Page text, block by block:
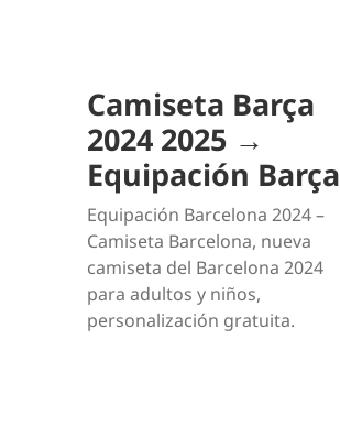
Camiseta Barça
2024 2025 →
Equipación Barça
Equipación Barcelona 2024 –
Camiseta Barcelona, nueva
camiseta del Barcelona 2024
para adultos y niños,
personalización gratuita.